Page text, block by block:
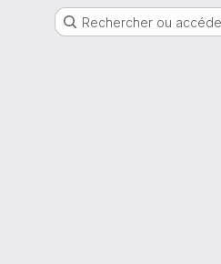
Rechercher ou